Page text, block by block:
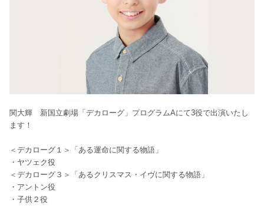
関大輝 新国立劇場「デカローグ」プログラムAにて3役で出演いたし
ます！
＜デカローグ１＞「ある運命に関する物語」
・ ヤツェク役
＜デカローグ３ ＞「あるクリスマス・イヴに関する物語」
・ アントン役
・子供２役